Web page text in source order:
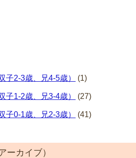
子2-3歳、兄4-5歳） (1)
子1-2歳、兄3-4歳） (27)
子0-1歳、兄2-3歳） (41)
ーカイブ）